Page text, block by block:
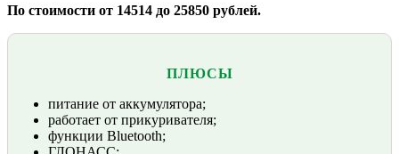
По стоимости от 14514 до 25850 рублей.
ПЛЮСЫ
питание от аккумулятора;
работает от прикуривателя;
функции Bluetooth;